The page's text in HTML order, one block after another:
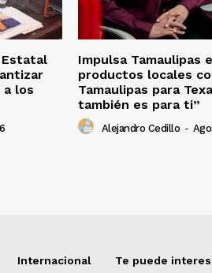
los
Impulsa Tamaulipas
productos locales
Tamaulipas para
también es para ti”
Alejandro Cedillo -
Internacional Te puede